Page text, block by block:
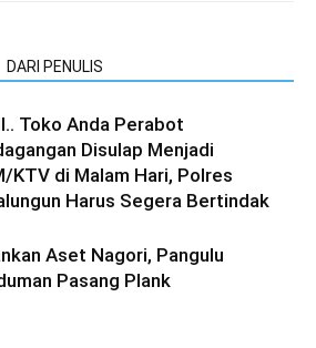
DARI PENULIS
Toko Anda Perabot
Disulap Menjadi
KTV di Malam Hari, Polres
Harus Segera Bertindak
Aset Nagori, Pangulu
Pasang Plank